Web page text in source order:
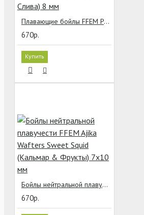
Плавающие бойлы FFEM Pop-Up Match Micro Cherry Plum (Вишня & Слива) 8 мм
670р.
Купить
Бойлы нейтральной плавучести FFEM Ajika Wafters Sweet Squid (Кальмар & Фрукты) 7x10 мм
670р.